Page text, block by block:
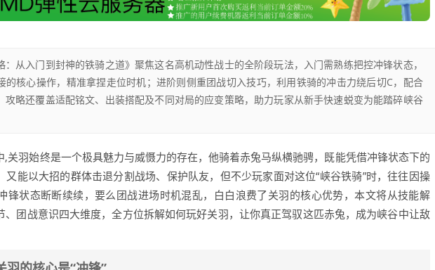
：从入门到封神的铁骑之道》聚焦这名高机动性战士的全阶段玩法，入门需熟练把控冲锋状态，
的核心操作，精准拿捏走位时机；进阶则侧重团战切入技巧，利用铁骑的冲击力绕后切C，配合
攻略还覆盖适配铭文、出装搭配及不同对局的应变策略，助力玩家从新手快速蜕变为能踏碎峡谷
,关羽始终是一个极具魅力与威慑力的存在，他骑着赤兔马纵横驰骋，既能凭借冲锋状态下的
又能以大招的群体击退分割战场、保护队友，但不少玩家面对这位“峡谷铁骑”时，往往因操
锋状态断断续续，要么团战进场时机混乱，白白浪费了关羽的核心优势，本文将从技能解
、团战意识四大维度，全方位拆解如何玩好关羽，让你真正驾驭这匹赤兔，成为峡谷中让敌